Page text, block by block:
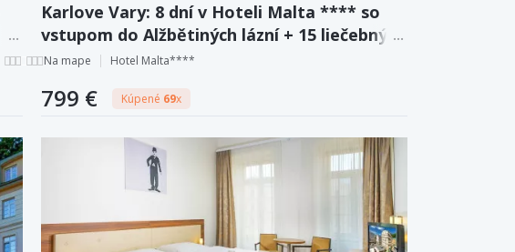
Karlove Vary: 8 dní v Hoteli Malta **** so
vstupom do Alžbětiných lázní + 15 liečebných
procedúr a plná penzia.
Na mape Hotel Malta****
799 € Kúpené 69x